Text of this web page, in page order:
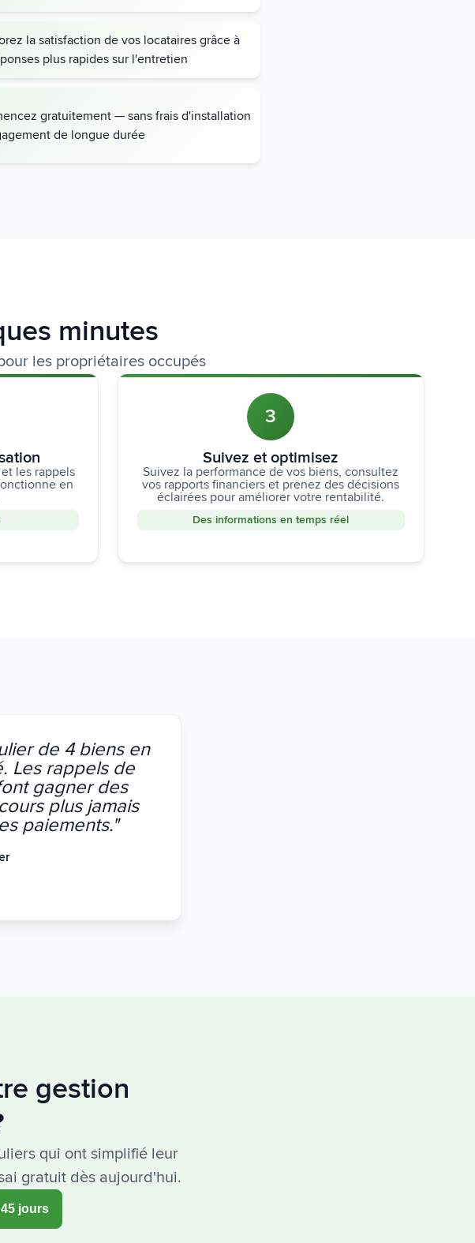
la satisfaction de vos locataires grâce à
plus rapides sur l'entretien
gratuitement — sans frais d'installation
de longue durée
minutes
les propriétaires occupés
les rappels
en
3
Suivez et optimisez
Suivez la performance de vos biens, consultez
vos rapports financiers et prenez des décisions
éclairées pour améliorer votre rentabilité.
Des informations en temps réel
de 4 biens en
Les rappels de
gagner des
plus jamais
paiements."
gestion
qui ont simplifié leur
gratuit dès aujourd'hui.
jours